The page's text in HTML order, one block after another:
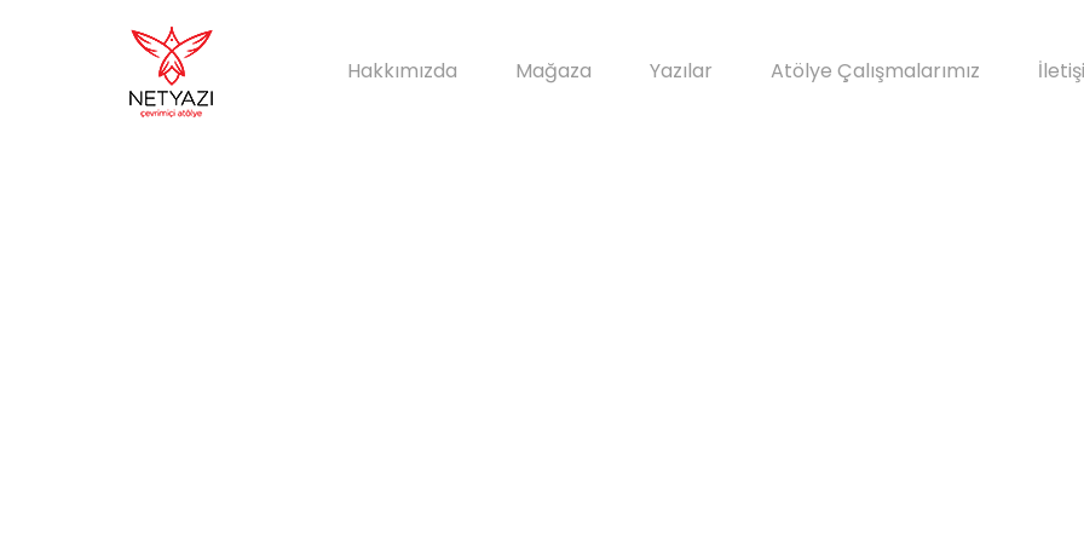
Hakkımızda Mağaza Yazılar Atölye Çalışmalarımız